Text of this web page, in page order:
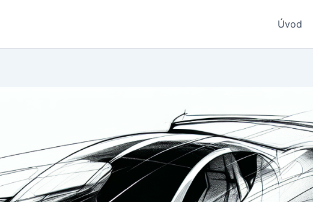
Úvod